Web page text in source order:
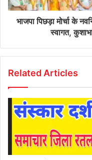
भाजपा पिछड़ा मोर्चा के
स्वागत,
Related Articles